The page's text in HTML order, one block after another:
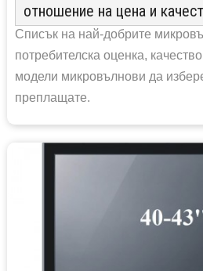
отношение на цена и
Списък на най-добрите
потребителска оценка,
модели микровълнови да
преплащате.